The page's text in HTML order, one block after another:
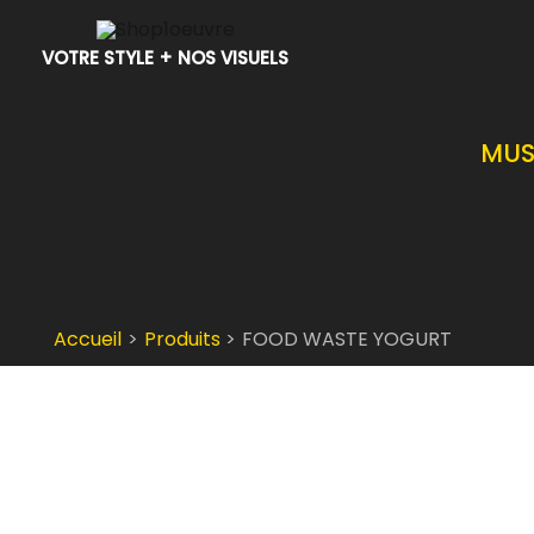
VOTRE STYLE + NOS VISUELS
Accueil Produits FOOD WASTE YOGURT